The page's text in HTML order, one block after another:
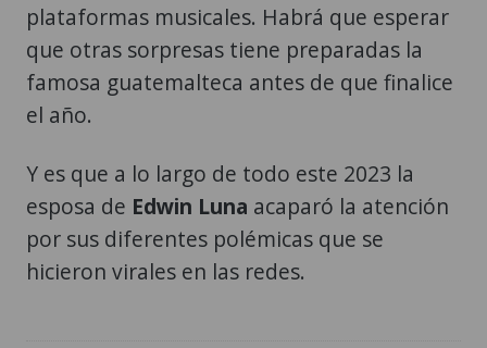
plataformas musicales. Habrá que esperar
que otras sorpresas tiene preparadas la
famosa guatemalteca antes de que finalice
el año.
Y es que a lo largo de todo este 2023 la
esposa de Edwin Luna acaparó la atención
por sus diferentes polémicas que se
hicieron virales en las redes.